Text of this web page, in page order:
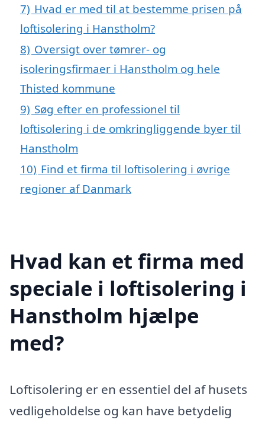
7) Hvad er med til at bestemme prisen på
loftisolering i Hanstholm?
8) Oversigt over tømrer- og
isoleringsfirmaer i Hanstholm og hele
Thisted kommune
9) Søg efter en professionel til
loftisolering i de omkringliggende byer til
Hanstholm
10) Find et firma til loftisolering i øvrige
regioner af Danmark
Hvad kan et firma med
speciale i loftisolering i
Hanstholm hjælpe
med?
Loftisolering er en essentiel del af husets
vedligeholdelse og kan have betydelig